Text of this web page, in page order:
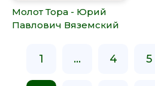
Молот Тора - Юрий
Павлович Вяземский
1 ... 4 5